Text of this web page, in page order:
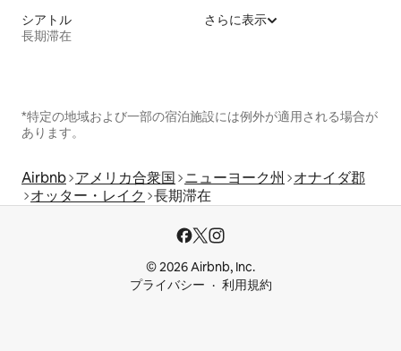
シアトル
長期滞在
さらに表示
*特定の地域および一部の宿泊施設には例外が適用される場合が
あります。
Airbnb アメリカ合衆国 ニューヨーク州
オナイダ郡
オッター・レイク
長期滞在
© 2026 Airbnb, Inc.
プライバシー
利用規約